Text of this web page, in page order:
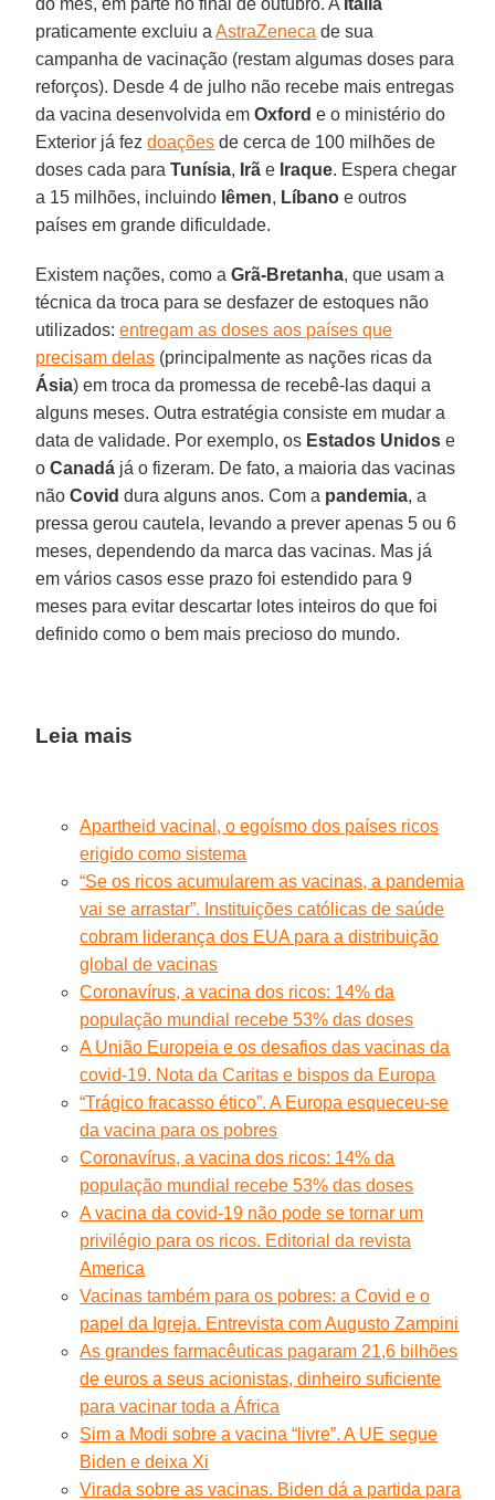
praticamente excluiu aAstraZeneca de sua
campanha de vacinação (restam algumas doses para
reforços). Desde 4 de julho não recebe mais entregas
da vacina desenvolvida emOxford e o ministério do
Exterior já fezdoações de cerca de 100 milhões de
doses cada paraTunísia, Irã e Iraque. Espera chegar
a 15 milhões, incluindo Iêmen, Líbano e outros
países em grande dificuldade.
Existem nações, como aGrã-Bretanha, que usam a
técnica da troca para se desfazer de estoques não
utilizados:entregam as doses aos países que
precisam delas (principalmente as nações ricas da
Ásia) em troca da promessa de recebê-las daqui a
alguns meses. Outra estratégia consiste em mudar a
data de validade. Por exemplo, os Estados Unidos e
oCanadá já o fizeram. De fato, a maioria das vacinas
nãoCovid dura alguns anos. Com a pandemia, a
pressa gerou cautela, levando a prever apenas 5 ou 6
meses, dependendo da marca das vacinas. Mas já
em vários casos esse prazo foi estendido para 9
meses para evitar descartar lotes inteiros do que foi
definido como o bem mais precioso do mundo.
Leia mais
Apartheid vacinal, o egoísmo dos países ricos
erigido como sistema
“Se os ricos acumularem as vacinas, a pandemia
vai se arrastar”. Instituições católicas de saúde
cobram liderança dos EUA para a distribuição
global de vacinas
Coronavírus, a vacina dos ricos: 14% da
população mundial recebe 53% das doses
A União Europeia e os desafios das vacinas da
covid-19. Nota da Caritas e bispos da Europa
“Trágico fracasso ético”. A Europa esqueceu-se
da vacina para os pobres
Coronavírus, a vacina dos ricos: 14% da
população mundial recebe 53% das doses
A vacina da covid-19 não pode se tornar um
privilégio para os ricos. Editorial da revista
America
Vacinas também para os pobres: a Covid e o
papel da Igreja. Entrevista com Augusto Zampini
As grandes farmacêuticas pagaram 21,6 bilhões
de euros a seus acionistas, dinheiro suficiente
para vacinar toda a África
Sim a Modi sobre a vacina “livre”. A UE segue
Biden e deixa Xi
Virada sobre as vacinas. Biden dá a partida para